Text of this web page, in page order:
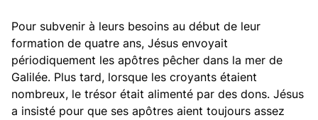
Pour subvenir à leurs besoins au début de leur
formation de quatre ans, Jésus envoyait
périodiquement les apôtres pêcher dans la mer de
Galilée. Plus tard, lorsque les croyants étaient
nombreux, le trésor était alimenté par des dons. Jésus
a insisté pour que ses apôtres aient toujours assez